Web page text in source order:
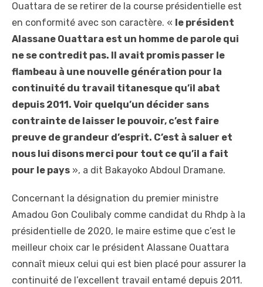
Ouattara de se retirer de la course présidentielle est
en conformité avec son caractère. « le président
Alassane Ouattara est un homme de parole qui
ne se contredit pas. Il avait promis passer le
flambeau à une nouvelle génération pour la
continuité du travail titanesque qu’il abat
depuis 2011. Voir quelqu’un décider sans
contrainte de laisser le pouvoir, c’est faire
preuve de grandeur d’esprit. C’est à saluer et
nous lui disons merci pour tout ce qu’il a fait
pour le pays », a dit Bakayoko Abdoul Dramane.
Concernant la désignation du premier ministre
Amadou Gon Coulibaly comme candidat du Rhdp à la
présidentielle de 2020, le maire estime que c’est le
meilleur choix car le président Alassane Ouattara
connaît mieux celui qui est bien placé pour assurer la
continuité de l’excellent travail entamé depuis 2011.